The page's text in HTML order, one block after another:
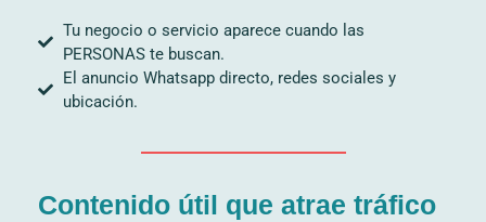
Tu negocio o servicio aparece cuando las
PERSONAS te buscan.
El anuncio Whatsapp directo, redes sociales y
ubicación.
Contenido útil que atrae tráfico